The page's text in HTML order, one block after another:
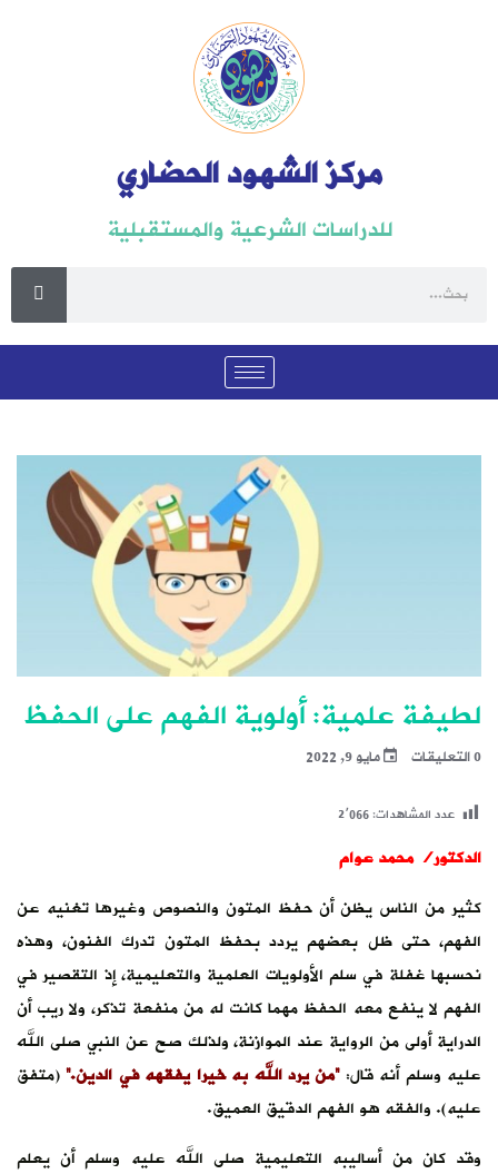
مركز الشهود الحضاري
للدراسات الشرعية والمستقبلية
لطيفة علمية: أولوية الفهم على الحفظ
0 التعليقات مايو 9, 2022
عدد المشاهدات:2٬066
الدكتور/ محمد عوام
كثير من الناس يظن أن حفظ المتون والنصوص وغيرها تغنيه عن
الفهم، حتى ظل بعضهم يردد بحفظ المتون تدرك الفنون، وهذه
نحسبها غفلة في سلم الأولويات العلمية والتعليمية، إذ التقصير في
الفهم لا ينفع معه الحفظ مهما كانت له من منفعة تذكر، ولا ريب أن
الدراية أولى من الرواية عند الموازنة، ولذلك صح عن النبي صلى الله
عليه وسلم أنه قال:“من يرد الله به خيرا يفقهه في الدين.”(متفق
عليه). والفقه هو الفهم الدقيق العميق.
وقد كان من أساليبه التعليمية صلى الله عليه وسلم أن يعلم